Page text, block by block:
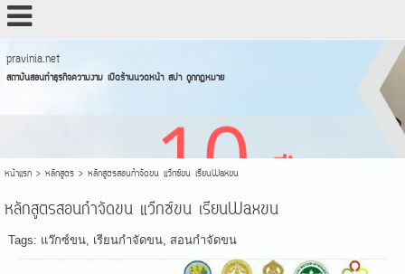
pravinia.net
สถาบันสอนทำธุรกิจความงาม เปิดร้านนวดหน้า สปา ถูกกฏหมาย
หน้าแรก> หลักสูตร> หลักสูตรสอนกำจัดขน แว๊กซ์ขน เรียนWaxขน
หลักสูตรสอนกำจัดขน แว๊กซ์ขน เรียนWaxขน
Tags: แว๊กซ์ขน, เรียนกำจัดขน, สอนกำจัดขน